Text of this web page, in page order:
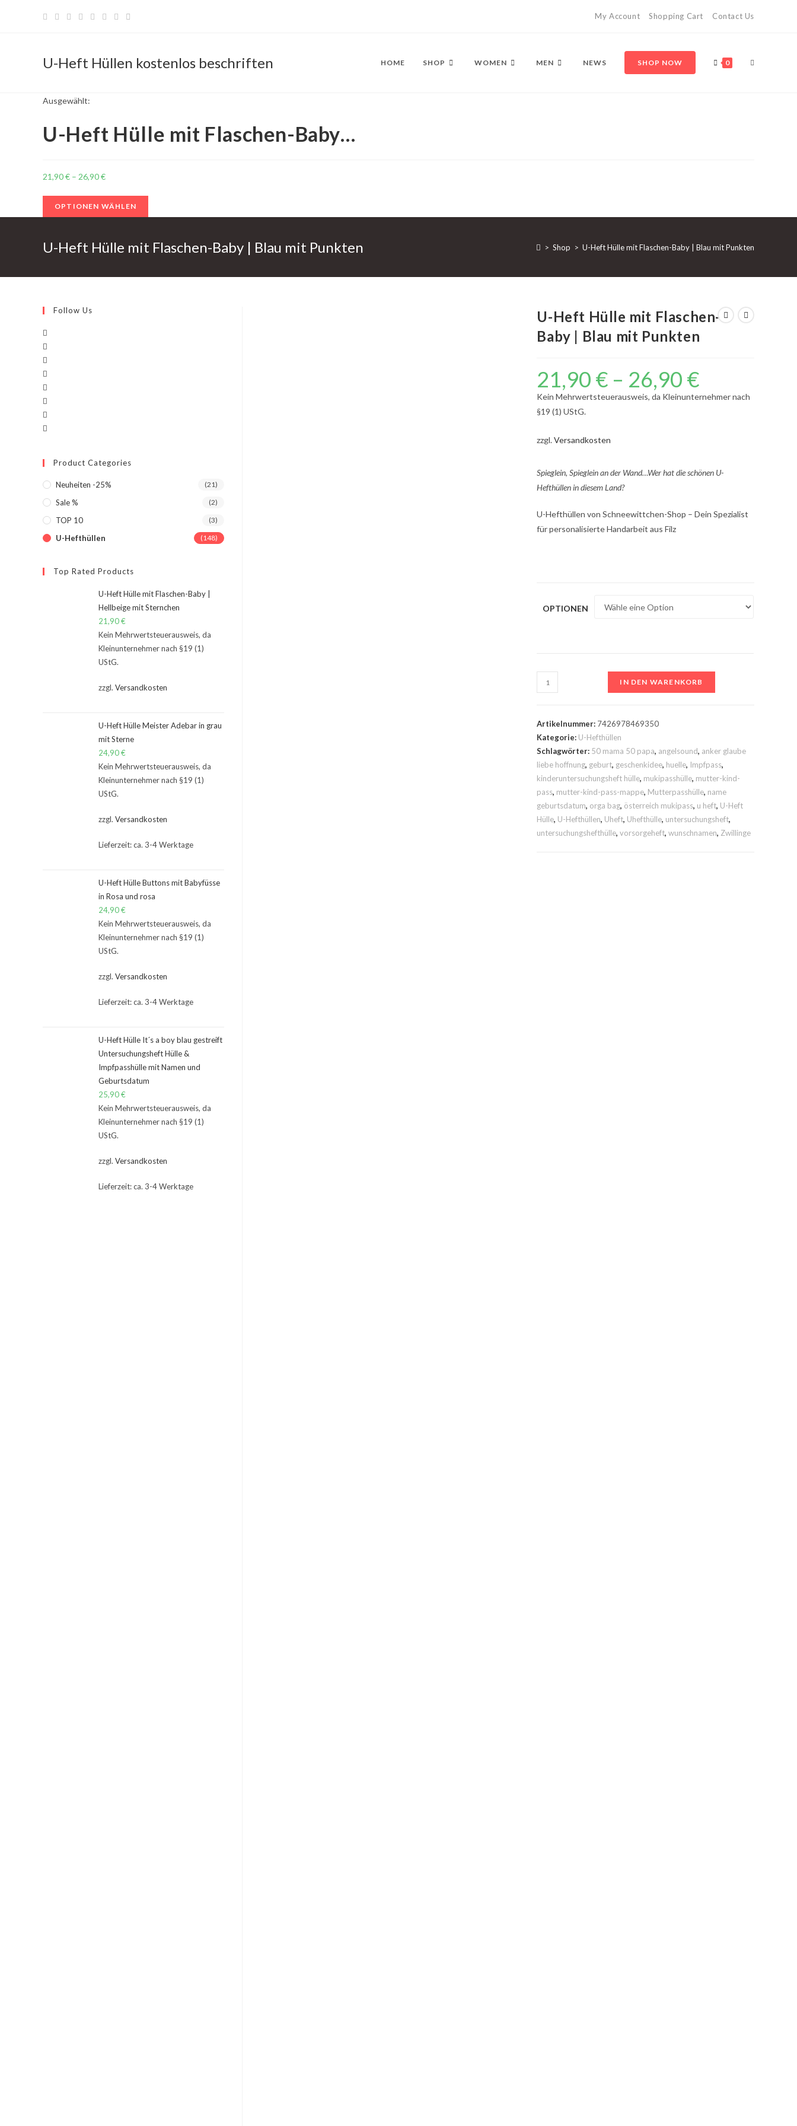
My Account Shopping Cart Contact Us
U-Heft Hüllen kostenlos beschriften HOME SHOP WOMEN MEN NEWS SHOP NOW 0
Ausgewählt:
U-Heft Hülle mit Flaschen-Baby…
21,90€ – 26,90€
OPTIONEN WÄHLEN
U-Heft Hülle mit Flaschen-Baby | Blau mit Punkten > Shop > U-Heft Hülle mit Flaschen-Baby | Blau mit Punkten
U-Heft Hülle mit Flaschen-
Baby | Blau mit Punkten
21,90 € – 26,90 €
Kein Mehrwertsteuerausweis, da Kleinunternehmer nach
§19 (1) UStG.
zzgl.Versandkosten
Spieglein, Spieglein an der Wand…Wer hat die schönen U-
Hefthüllen in diesem Land?
U-Hefthüllen von Schneewittchen-Shop – Dein Spezialist
für personalisierte Handarbeit aus Filz
OPTIONEN
Heft
mit
Flaschen-
Baby
|
Blau
mit
Punkten
Menge
IN DEN WARENKORB
Artikelnummer: 7426978469350
Kategorie: U-Hefthüllen
Schlagwörter: 50 mama 50 papa, angelsound, anker glaube
liebe hoffnung, geburt, geschenkidee, huelle, Impfpass,
kinderuntersuchungsheft hülle, mukipasshülle, mutter-kind-
pass, mutter-kind-pass-mappe, Mutterpasshülle, name
geburtsdatum, orga bag, österreich mukipass, u heft, U-Heft
Hülle, U-Hefthüllen, Uheft, Uhefthülle, untersuchungsheft,
untersuchungshefthülle,vorsorgeheft,wunschnamen, Zwillinge
Follow Us
Product Categories
Neuheiten -25% (21)
Sale % (2)
TOP 10 (3)
U-Hefthüllen (148)
Top Rated Products
U-Heft Hülle mit Flaschen-Baby |
Hellbeige mit Sternchen
21,90€
Kein Mehrwertsteuerausweis, da
Kleinunternehmer nach §19 (1)
UStG.
zzgl. Versandkosten
U-Heft Hülle Meister Adebar in grau
mit Sterne
24,90€
Kein Mehrwertsteuerausweis, da
Kleinunternehmer nach §19 (1)
UStG.
zzgl. Versandkosten
Lieferzeit: ca. 3-4 Werktage
U-Heft Hülle Buttons mit Babyfüsse
in Rosa und rosa
24,90€
Kein Mehrwertsteuerausweis, da
Kleinunternehmer nach §19 (1)
UStG.
zzgl. Versandkosten
Lieferzeit: ca. 3-4 Werktage
U-Heft Hülle It´s a boy blau gestreift
Untersuchungsheft Hülle &
Impfpasshülle mit Namen und
Geburtsdatum
25,90€
Kein Mehrwertsteuerausweis, da
Kleinunternehmer nach §19 (1)
UStG.
zzgl. Versandkosten
Lieferzeit: ca. 3-4 Werktage